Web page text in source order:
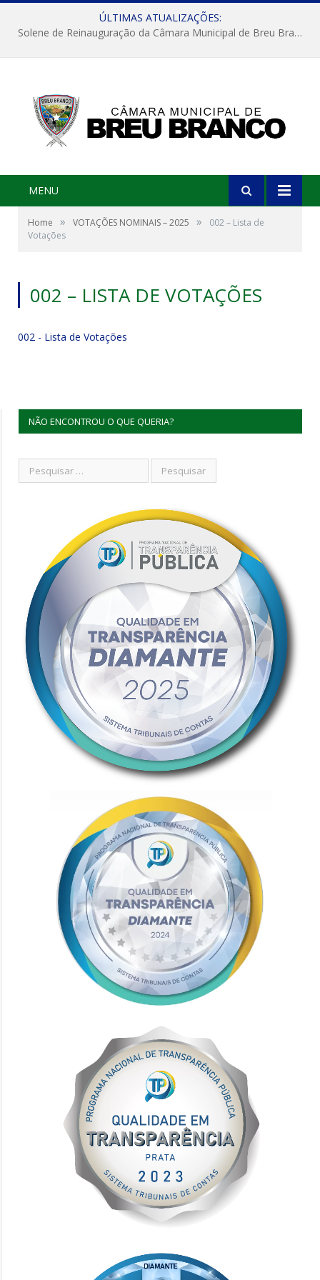
ÚLTIMAS ATUALIZAÇÕES:
Solene de Reinauguração da Câmara Municipal de Breu Branco
MENU
Home » VOTAÇÕES NOMINAIS – 2025 »
002 – Lista de
Votações
002 – LISTA DE VOTAÇÕES
002 - Lista de Votações
NÃO ENCONTROU O QUE QUERIA?